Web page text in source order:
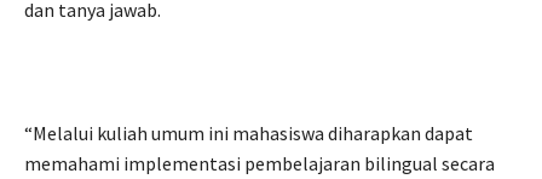
dan tanya jawab.
“Melalui kuliah umum ini mahasiswa diharapkan dapat
memahami implementasi pembelajaran bilingual secara